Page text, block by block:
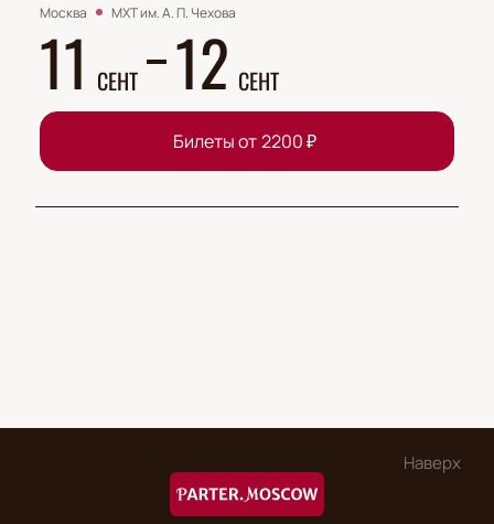
Москва МХТ им. А. П. Чехова
11 СЕНТ 12 СЕНТ
Билеты от2200₽
Наверх